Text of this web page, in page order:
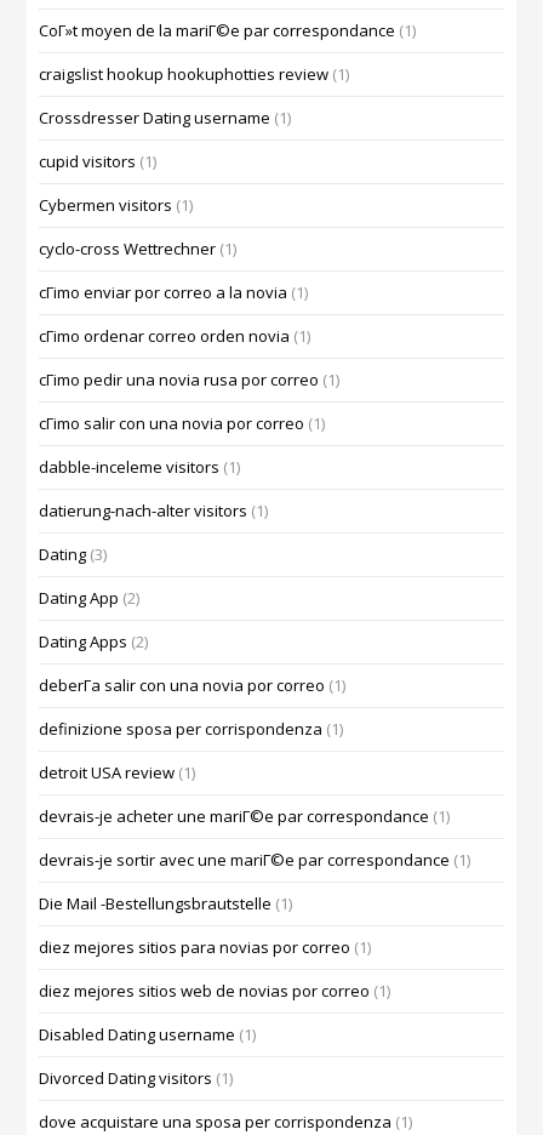
CoГ»t moyen de la mariГ©e par correspondance (1)
craigslist hookup hookuphotties review (1)
Crossdresser Dating username (1)
cupid visitors (1)
Cybermen visitors (1)
cyclo-cross Wettrechner (1)
cГіmo enviar por correo a la novia (1)
cГіmo ordenar correo orden novia (1)
cГіmo pedir una novia rusa por correo (1)
cГіmo salir con una novia por correo (1)
dabble-inceleme visitors (1)
datierung-nach-alter visitors (1)
Dating (3)
Dating App (2)
Dating Apps (2)
deberГ­a salir con una novia por correo (1)
definizione sposa per corrispondenza (1)
detroit USA review (1)
devrais-je acheter une mariГ©e par correspondance (1)
devrais-je sortir avec une mariГ©e par correspondance (1)
Die Mail -Bestellungsbrautstelle (1)
diez mejores sitios para novias por correo (1)
diez mejores sitios web de novias por correo (1)
Disabled Dating username (1)
Divorced Dating visitors (1)
dove acquistare una sposa per corrispondenza (1)